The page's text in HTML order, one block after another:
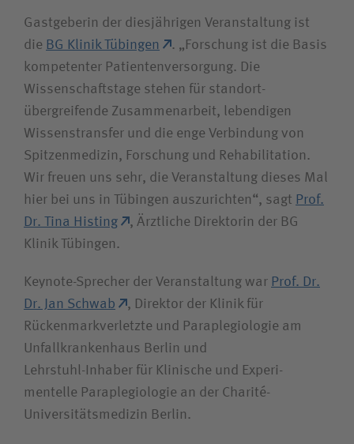
Gastgeberin der diesjährigen Veranstaltung ist
die BG Klinik Tübingen
. „Forschung ist die Basis
kompetenter Patientenversorgung. Die
Wissenschaftstage stehen für standort­
übergreifende Zusammenarbeit, lebendigen
Wissenstransfer und die enge Verbindung von
Spitzenmedizin, Forschung und Rehabilitation.
Wir freuen uns sehr, die Veranstaltung dieses Mal
hier bei uns in Tübingen auszurichten“, sagt Prof.
Dr. Tina Histing
, Ärztliche Direktorin der BG
Klinik Tübingen.
Keynote-Sprecher der Veranstaltung war Prof. Dr.
Dr. Jan Schwab
, Direktor der Klinik für
Rückenmark­verletzte und Para­plegio­logie am
Unfallkrankenhaus Berlin und
Lehrstuhl-Inhaber für Klinische und Experi­
mentelle Para­plegio­logie an der Charité-
Universitätsmedizin Berlin.